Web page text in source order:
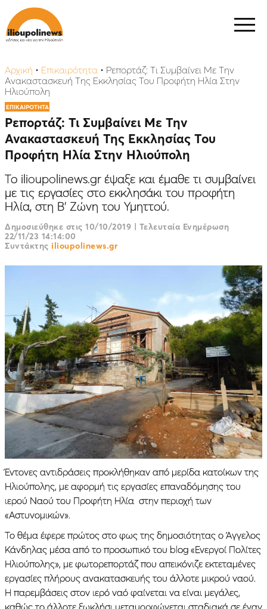
Αρχική • Επικαιρότητα • Ρεπορτάζ: Τι Συμβαίνει Με Την
Ανακαστασκευή Της Εκκλησίας Του Προφήτη Ηλία Στην
Ηλιούπολη
ΕΠΙΚΑΙΡΟΤΗΤΑ
Ρεπορτάζ: Τι Συμβαίνει Με Την
Ανακαστασκευή Της Εκκλησίας Του
Προφήτη Ηλία Στην Ηλιούπολη
Το ilioupolinews.gr έψαξε και έμαθε τι συμβαίνει
με τις εργασίες στο εκκλησάκι του προφήτη
Ηλία, στη Β’ Ζώνη του Υμηττού.
Δημοσιεύθηκε στις 10/10/2019 | Τελευταία Ενημέρωση
22/11/23 14:14:00
Συντάκτης ilioupolinews.gr
Έντονες αντιδράσεις προκλήθηκαν από μερίδα κατοίκων της
Ηλιούπολης, με αφορμή τις εργασίες επαναδόμησης του
ιερού Ναού του Προφήτη Ηλία στην περιοχή των
«Αστυνομικών».
Το θέμα έφερε πρώτος στο φως της δημοσιότητας ο Άγγελος
Κάνδηλας μέσα από το προσωπικό του blog «Ενεργοί Πολίτες
Ηλιούπολης», με φωτορεπορτάζ που απεικόνιζε εκτεταμένες
εργασίες πλήρους ανακατασκευής του άλλοτε μικρού ναού.
Η παρεμβάσεις στον ιερό ναό φαίνεται να είναι μεγάλες,